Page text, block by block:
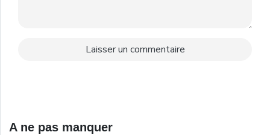
A ne pas manquer